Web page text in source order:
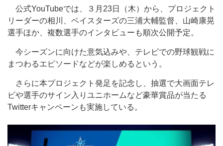
公式YouTubeでは、３月23日（木）から、プロジェクト
リーダーの相川、ベイスターズの三浦大輔監督、山崎康晃
選手ほか、複数選手のインタビューも順次公開予定。
今シーズンに向けた意気込みや、テレビでの野球観戦に
まつわるエピソードなどが楽しめるという。
さらに本プロジェクト発足を記念し、抽選で大画面テレ
ビや選手のサイン入りユニホームなど豪華賞品が当たる
Twitterキャンペーンも実施している。